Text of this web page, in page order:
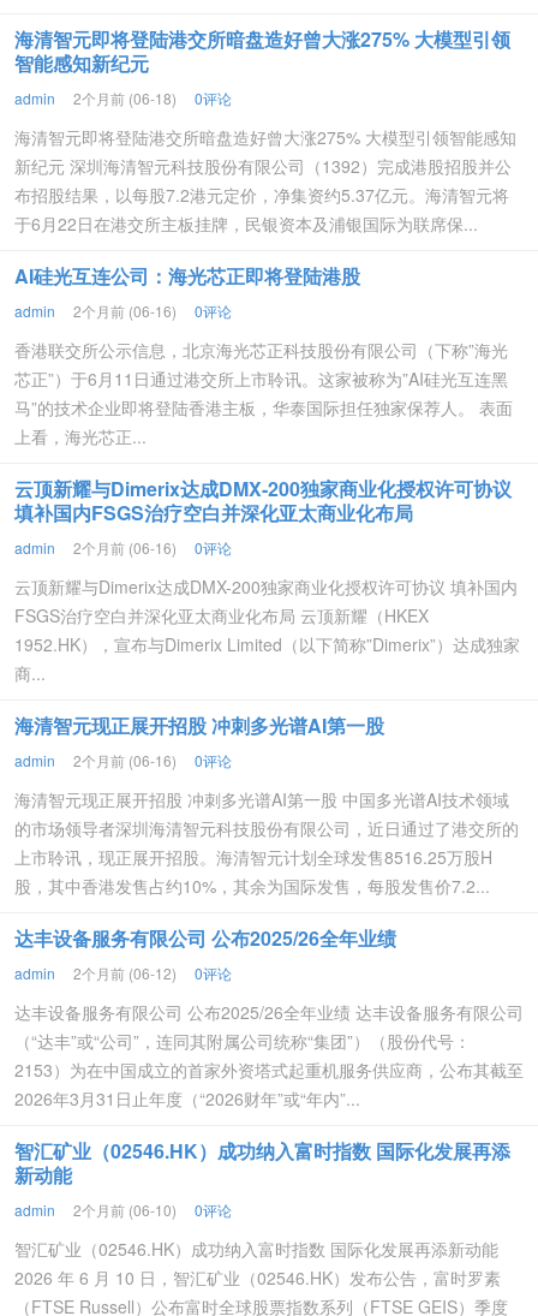
海清智元即将登陆港交所暗盘造好曾大涨275% 大模型引领
智能感知新纪元
admin 2个月前 (06-18) 0评论
海清智元即将登陆港交所暗盘造好曾大涨275% 大模型引领智能感知
新纪元 深圳海清智元科技股份有限公司（1392）完成港股招股并公
布招股结果，以每股7.2港元定价，净集资约5.37亿元。海清智元将
于6月22日在港交所主板挂牌，民银资本及浦银国际为联席保...
AI硅光互连公司：海光芯正即将登陆港股
admin 2个月前 (06-16) 0评论
香港联交所公示信息，北京海光芯正科技股份有限公司（下称”海光
芯正”）于6月11日通过港交所上市聆讯。这家被称为”AI硅光互连黑
马”的技术企业即将登陆香港主板，华泰国际担任独家保荐人。 表面
上看，海光芯正...
云顶新耀与Dimerix达成DMX-200独家商业化授权许可协议
填补国内FSGS治疗空白并深化亚太商业化布局
admin 2个月前 (06-16) 0评论
云顶新耀与Dimerix达成DMX-200独家商业化授权许可协议 填补国内
FSGS治疗空白并深化亚太商业化布局 云顶新耀（HKEX
1952.HK），宣布与Dimerix Limited（以下简称”Dimerix”）达成独家
商...
海清智元现正展开招股 冲刺多光谱AI第一股
admin 2个月前 (06-16) 0评论
海清智元现正展开招股 冲刺多光谱AI第一股 中国多光谱AI技术领域
的市场领导者深圳海清智元科技股份有限公司，近日通过了港交所的
上市聆讯，现正展开招股。海清智元计划全球发售8516.25万股H
股，其中香港发售占约10%，其余为国际发售，每股发售价7.2...
达丰设备服务有限公司 公布2025/26全年业绩
admin 2个月前 (06-12) 0评论
达丰设备服务有限公司 公布2025/26全年业绩 达丰设备服务有限公司
（“达丰”或“公司”，连同其附属公司统称“集团”）（股份代号：
2153）为在中国成立的首家外资塔式起重机服务供应商，公布其截至
2026年3月31日止年度（“2026财年”或“年内”...
智汇矿业（02546.HK）成功纳入富时指数 国际化发展再添
新动能
admin 2个月前 (06-10) 0评论
智汇矿业（02546.HK）成功纳入富时指数 国际化发展再添新动能
2026 年 6 月 10 日，智汇矿业（02546.HK）发布公告，富时罗素
（FTSE Russell）公布富时全球股票指数系列（FTSE GEIS）季度